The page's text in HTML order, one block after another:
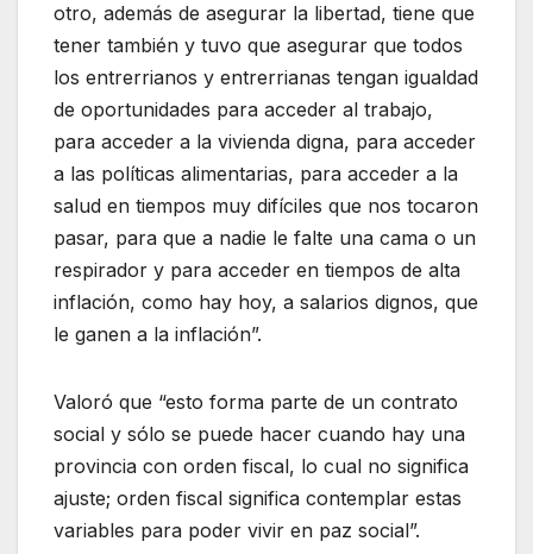
otro, además de asegurar la libertad, tiene que
tener también y tuvo que asegurar que todos
los entrerrianos y entrerrianas tengan igualdad
de oportunidades para acceder al trabajo,
para acceder a la vivienda digna, para acceder
a las políticas alimentarias, para acceder a la
salud en tiempos muy difíciles que nos tocaron
pasar, para que a nadie le falte una cama o un
respirador y para acceder en tiempos de alta
inflación, como hay hoy, a salarios dignos, que
le ganen a la inflación”.
Valoró que “esto forma parte de un contrato
social y sólo se puede hacer cuando hay una
provincia con orden fiscal, lo cual no significa
ajuste; orden fiscal significa contemplar estas
variables para poder vivir en paz social”.